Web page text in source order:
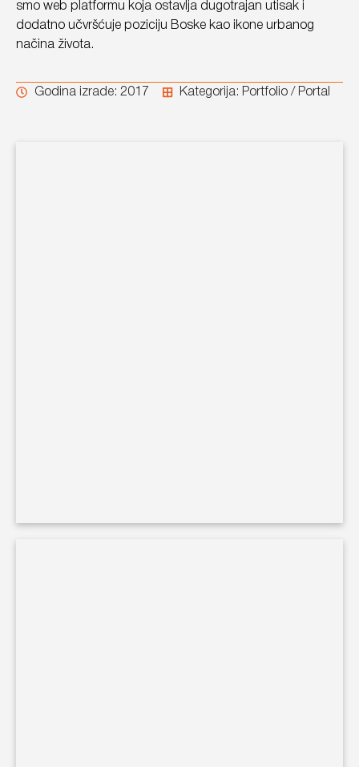
smo web platformu koja ostavlja dugotrajan utisak i
dodatno učvršćuje poziciju Boske kao ikone urbanog
načina života.
Godina izrade: 2017 Kategorija: Portfolio / Portal